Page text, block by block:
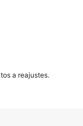
a reajustes.